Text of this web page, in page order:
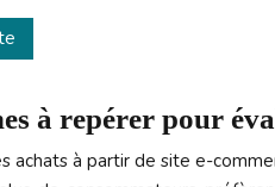
à repérer pour
achats à partir de site e-